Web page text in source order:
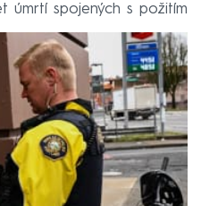
úmrtí spojených s požitím